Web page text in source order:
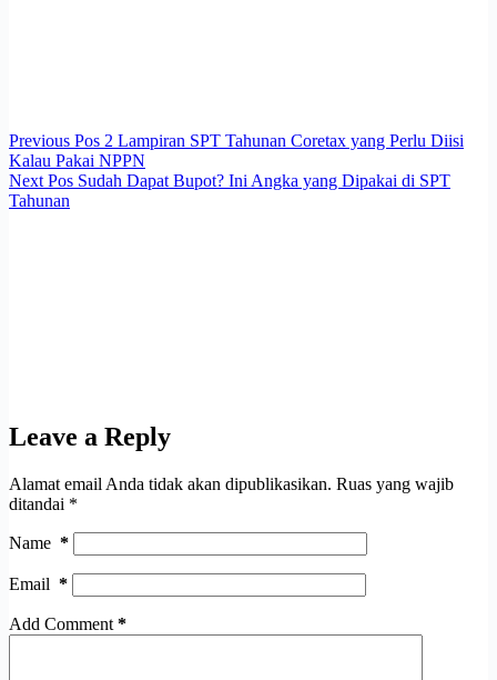
Previous Pos 2 Lampiran SPT Tahunan Coretax yang Perlu Diisi
Kalau Pakai NPPN
Next Pos Sudah Dapat Bupot? Ini Angka yang Dipakai di SPT
Tahunan
Leave a Reply
Alamat email Anda tidak akan dipublikasikan. Ruas yang wajib
ditandai *
Name *
Email *
Add Comment *